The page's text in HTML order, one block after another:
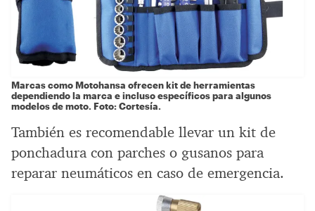
Marcas como Motohansa ofrecen kit de herramientas
dependiendo la marca e incluso específicos para algunos
modelos de moto. Foto: Cortesía.
También es recomendable llevar un kit de
ponchadura con parches o gusanos para
reparar neumáticos en caso de emergencia.